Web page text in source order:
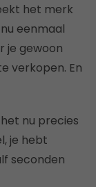
het merk
eenmaal
je gewoon
verkopen. En
nu precies
je hebt
seconden